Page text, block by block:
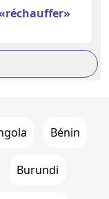
Bénin
Burundi